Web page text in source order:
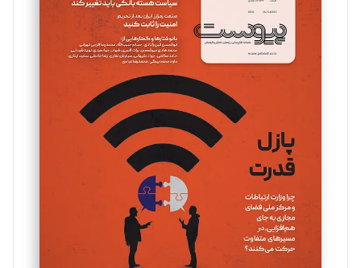
تحریریه
مینا پاکدل
یسنا امان‌پور
تحریریه
ملینا جعفری
تحریریه